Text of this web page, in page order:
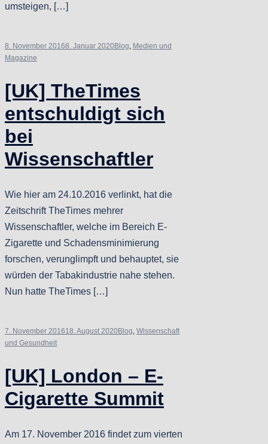
umsteigen, […]
8. November 20168. Januar 2020Blog Medien und
Magazine
[UK] TheTimes
entschuldigt sich
bei
Wissenschaftler
Wie hier am 24.10.2016 verlinkt, hat die
Zeitschrift TheTimes mehrer
Wissenschaftler, welche im Bereich E-
Zigarette und Schadensminimierung
forschen, verunglimpft und behauptet, sie
würden der Tabakindustrie nahe stehen.
Nun hatte TheTimes […]
7. November 201618. August 2020Blog Wissenschaft
und Gesundheit
[UK] London – E-
Cigarette Summit
Am 17. November 2016 findet zum vierten